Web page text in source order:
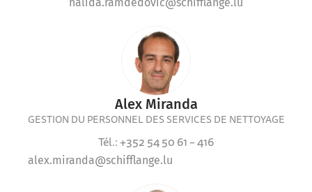
Alex Miranda
GESTION DU PERSONNEL DES SERVICES DE NETTOYAGE
Tél.: +352 54 50 61 – 416
alex.miranda@schifflange.lu